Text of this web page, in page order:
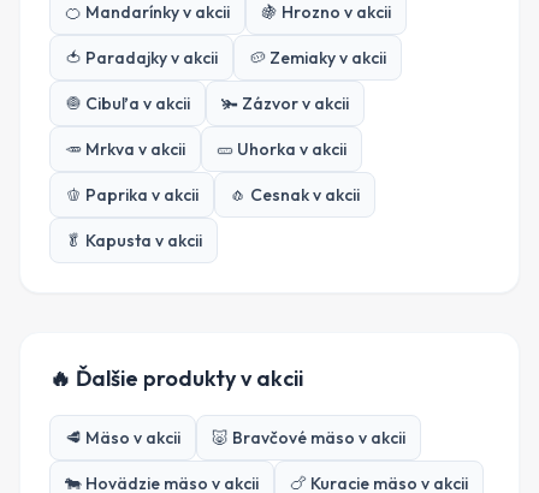
🍊 Mandarínkyv akcii 🍇 Hrozno v akcii
🍅 Paradajkyv akcii 🥔 Zemiakyv akcii
🧅 Cibuľa v akcii 🫚 Zázvorv akcii
🥕 Mrkva v akcii 🥒 Uhorka v akcii
🫑 Paprika v akcii 🧄 Cesnakv akcii
🥬 Kapusta v akcii
🔥 Ďalšie produkty v akcii
🥩 Mäso v akcii 🐷 Bravčové mäso v akcii
🐄 Hovädzie mäso v akcii 🍗 Kuracie mäso v akcii